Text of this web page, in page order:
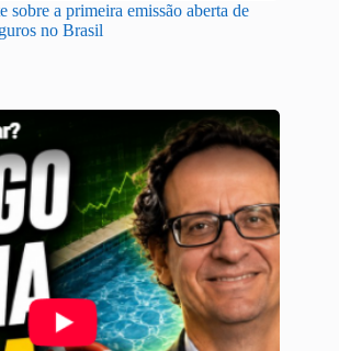
sobre a primeira emissão aberta de
no Brasil